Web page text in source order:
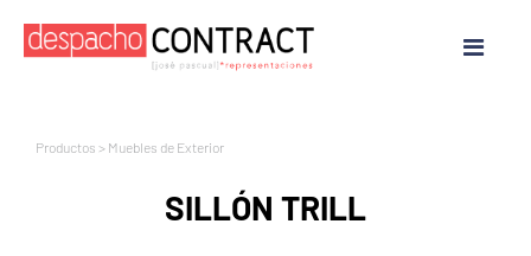
Productos > Muebles de Exterior
SILLÓN TRILL